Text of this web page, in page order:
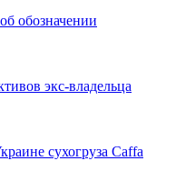
обозначении
экс-владельца
сухогруза Caffa